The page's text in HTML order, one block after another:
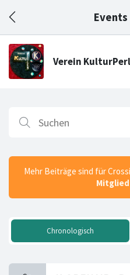
Events
Mehr Beiträge sind für
Chronologisch